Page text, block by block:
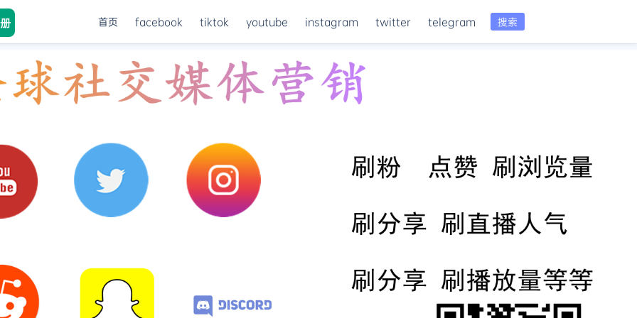
搜索
首页 facebook tiktok youtube instagram twitter telegram